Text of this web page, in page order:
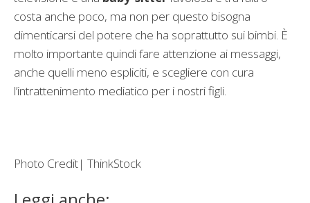
costa anche poco, ma non per questo bisogna
dimenticarsi del potere che ha soprattutto sui bimbi. È
molto importante quindi fare attenzione ai messaggi,
anche quelli meno espliciti, e scegliere con cura
l’intrattenimento mediatico per i nostri figli.
Photo Credit| ThinkStock